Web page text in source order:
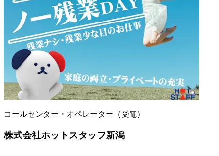
コールセンター・オペレーター（受電）
株式会社ホットスタッフ新潟